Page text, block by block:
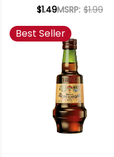
$1.49MSRP: $1.99
Best Seller